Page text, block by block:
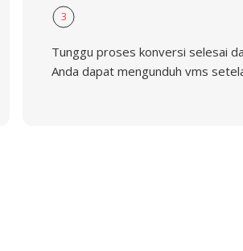
3
Tunggu proses konversi selesai
Anda dapat mengunduh vms